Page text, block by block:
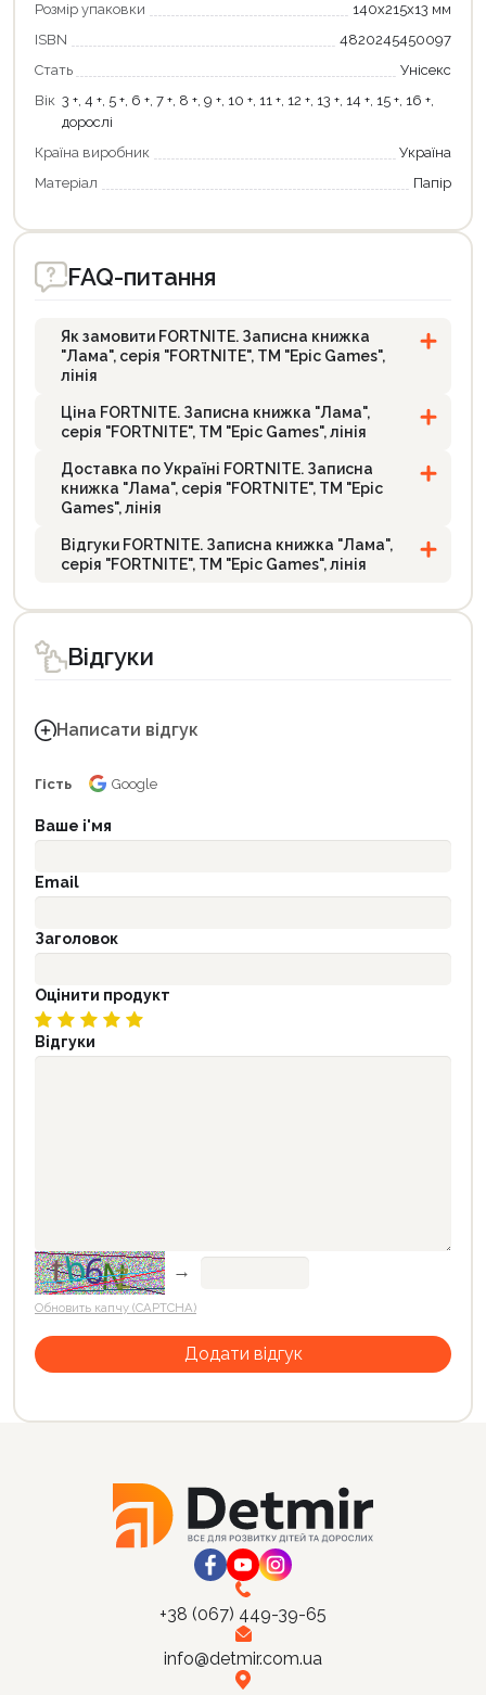
Розмір упаковки
140х215х13 мм
ISBN
4820245450097
Стать
Унісекс
Вік 3 +, 4 +, 5 +, 6 +, 7 +, 8 +, 9 +, 10 +, 11 +, 12 +, 13 +, 14 +, 15 +, 16 +,
дорослі
Країна виробник
Україна
Матеріал
Папір
FAQ-питання
Як замовити FORTNITE. Записна книжка
"Лама", серія "FORTNITE", ТМ "Epic Games",
лінія
Ціна FORTNITE. Записна книжка "Лама",
серія "FORTNITE", ТМ "Epic Games", лінія
Доставка по Україні FORTNITE. Записна
книжка "Лама", серія "FORTNITE", ТМ "Epic
Games", лінія
Відгуки FORTNITE. Записна книжка "Лама",
серія "FORTNITE", ТМ "Epic Games", лінія
Відгуки
Написати відгук
Гість Google
Ваше і'мя
Email
Заголовок
Оцінити продукт
Відгуки
→
Обновить капчу (CAPTCHA)
+38 (067) 449-39-65
info@detmir.com.ua